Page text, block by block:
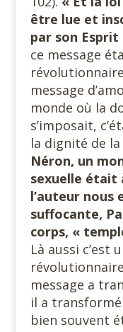
être lue et
par son Esprit
ce message
message
monde où la
s’imposait,
la dignité de
Néron, un
sexuelle était
l’auteur nous
suffocante,
corps, «
Là aussi c’est
message a
il a transformé
bien souvent